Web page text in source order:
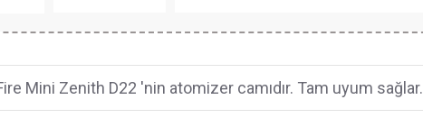
Mini Zenith D22 'nin atomizer camıdır. Tam uyum sağlar.